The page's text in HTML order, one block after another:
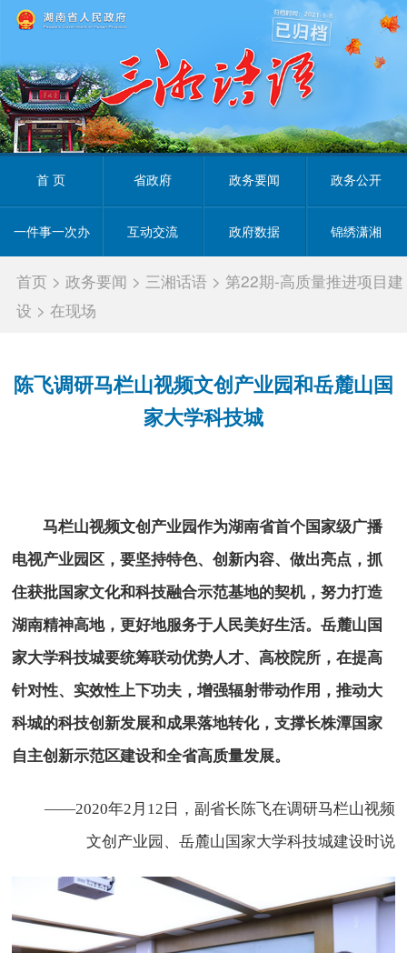
首 页 省政府 政务要闻 政务公开
一件事一次办 互动交流 政府数据 锦绣潇湘
首页 >政务要闻 > 三湘话语 > 第22期-高质量推进项目建
设 >在现场
陈飞调研马栏山视频文创产业园和岳麓山国
家大学科技城
马栏山视频文创产业园作为湖南省首个国家级广播
电视产业园区，要坚持特色、创新内容、做出亮点，抓
住获批国家文化和科技融合示范基地的契机，努力打造
湖南精神高地，更好地服务于人民美好生活。岳麓山国
家大学科技城要统筹联动优势人才、高校院所，在提高
针对性、实效性上下功夫，增强辐射带动作用，推动大
科城的科技创新发展和成果落地转化，支撑长株潭国家
自主创新示范区建设和全省高质量发展。
——2020年2月12日，副省长陈飞在调研马栏山视频
文创产业园、岳麓山国家大学科技城建设时说